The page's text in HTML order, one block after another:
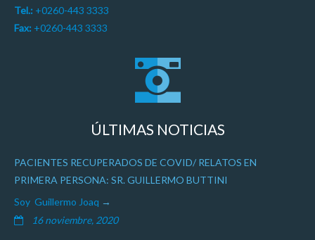
Tel.: +0260-443 3333
Fax: +0260-443 3333
ÚLTIMAS NOTICIAS
PACIENTES RECUPERADOS DE COVID/ RELATOS EN
PRIMERA PERSONA: SR. GUILLERMO BUTTINI
Soy Guillermo Joaq
16 noviembre, 2020